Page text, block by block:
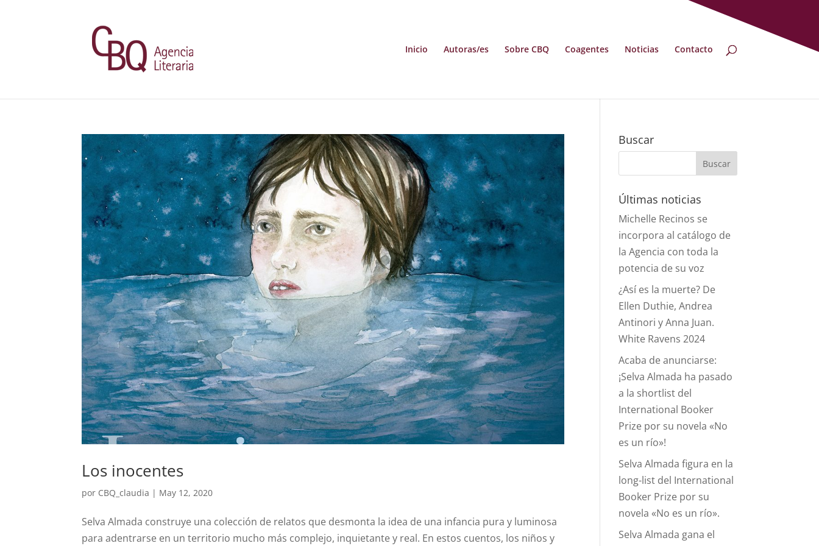
Inicio Autoras/es Sobre CBQ Coagentes Noticias Contacto
Los inocentes
por CBQ_claudia | May 12, 2020
Selva Almada construye una colección de relatos que desmonta la idea de una infancia pura y luminosa
para adentrarse en un territorio mucho más complejo, inquietante y real. En estos cuentos, los niños y
Buscar
Últimas noticias
Michelle Recinos se
incorpora al catálogo de
la Agencia con toda la
potencia de su voz
¿Así es la muerte? De
Ellen Duthie, Andrea
Antinori y Anna Juan.
White Ravens 2024
Acaba de anunciarse:
¡Selva Almada ha pasado
a la shortlist del
International Booker
Prize por su novela «No
es un río»!
Selva Almada figura en la
long-list del International
Booker Prize por su
novela «No es un río».
Selva Almada gana el